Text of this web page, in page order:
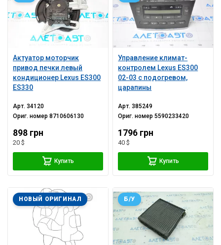
Актуатор моторчик
привод печки левый
кондиционер Lexus ES300
ES330
Арт.34120
Ориг. номер8710606130
898 грн
20 $
Купить
Управление климат-
контролем Lexus ES300
02-03 с подогревом,
царапины
Арт.385249
Ориг. номер5590233420
1796 грн
40 $
Купить
НОВЫЙ ОРИГИНАЛ Б/У